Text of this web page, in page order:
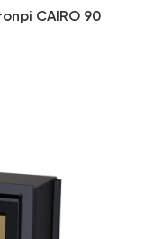
CAIRO 90